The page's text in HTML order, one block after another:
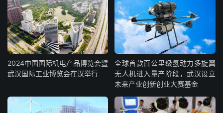
2024中国国际机电产品博览会暨
武汉国际工业博览会在汉举行
全球首款百公里级氢动力多旋翼
无人机进入量产阶段，武汉设立
未来产业创新创业大赛基金